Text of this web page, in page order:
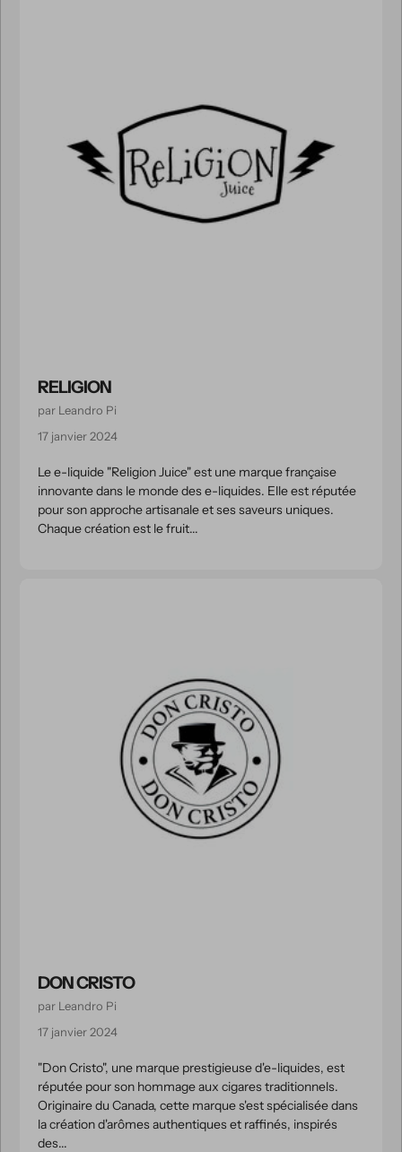
RELIGION
par Leandro Pi
17 janvier 2024
Le e-liquide "Religion Juice" est une marque française
innovante dans le monde des e-liquides. Elle est réputée
pour son approche artisanale et ses saveurs uniques.
Chaque création est le fruit...
DON CRISTO
par Leandro Pi
17 janvier 2024
"Don Cristo", une marque prestigieuse d'e-liquides, est
réputée pour son hommage aux cigares traditionnels.
Originaire du Canada, cette marque s'est spécialisée dans
la création d'arômes authentiques et raffinés, inspirés
des...